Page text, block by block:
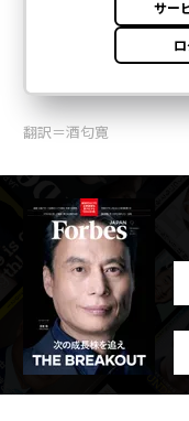
翻訳＝酒匂寛